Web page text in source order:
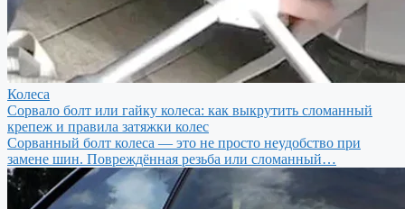
Колеса
Сорвало болт или гайку колеса: как выкрутить сломанный
крепеж и правила затяжки колес
Сорванный болт колеса — это не просто неудобство при
замене шин. Повреждённая резьба или сломанный…